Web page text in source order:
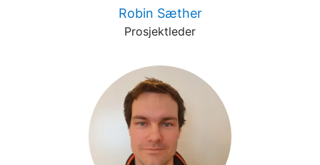
Robin Sæther
Prosjektleder